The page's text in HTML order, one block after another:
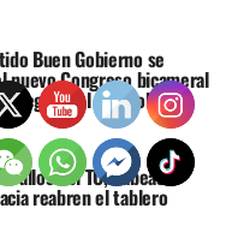
Buen Gobierno se
nuevo Congreso bicameral
negocia el control de la
del TC, hábeas
reabren el tablero